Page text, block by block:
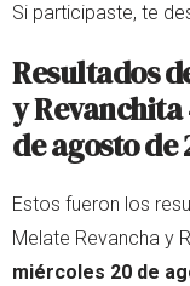
Si participaste, te
Resultados
y Revanchita
de agosto de
Estos fueron los
Melate Revancha y
miércoles 20 de